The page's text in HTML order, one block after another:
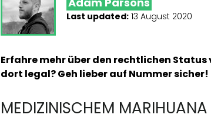
Last updated: 13 August 2020
Erfahre mehr über den rechtlichen
dort legal? Geh lieber auf Nummer sicher!
MEDIZINISCHEM